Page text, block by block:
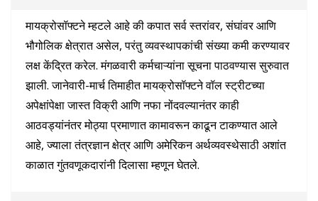
मायक्रोसॉफ्टने म्हटले आहे की कपात सर्व स्तरांवर, संघांवर आणि
भौगोलिक क्षेत्रात असेल, परंतु व्यवस्थापकांची संख्या कमी करण्यावर
लक्ष केंद्रित करेल. मंगळवारी कर्मचाऱ्यांना सूचना पाठवण्यास सुरुवात
झाली. जानेवारी-मार्च तिमाहीत मायक्रोसॉफ्टने वॉल स्ट्रीटच्या
अपेक्षांपेक्षा जास्त विक्री आणि नफा नोंदवल्यानंतर काही
आठवड्यांनंतर मोठ्या प्रमाणात कामावरून काढून टाकण्यात आले
आहे, ज्याला तंत्रज्ञान क्षेत्र आणि अमेरिकन अर्थव्यवस्थेसाठी अशांत
काळात गुंतवणूकदारांनी दिलासा म्हणून घेतले.